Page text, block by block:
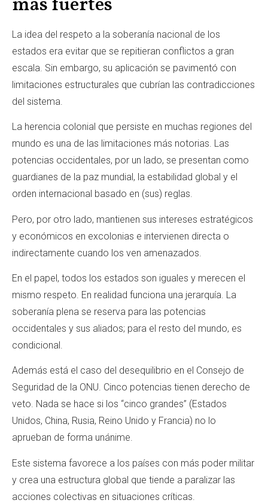
más fuertes
La idea del respeto a la soberanía nacional de los
estados era evitar que se repitieran conflictos a gran
escala. Sin embargo, su aplicación se pavimentó con
limitaciones estructurales que cubrían las contradicciones
del sistema.
La herencia colonial que persiste en muchas regiones del
mundo es una de las limitaciones más notorias. Las
potencias occidentales, por un lado, se presentan como
guardianes de la paz mundial, la estabilidad global y el
orden internacional basado en (sus) reglas.
Pero, por otro lado, mantienen sus intereses estratégicos
y económicos en excolonias e intervienen directa o
indirectamente cuando los ven amenazados.
En el papel, todos los estados son iguales y merecen el
mismo respeto. En realidad funciona una jerarquía. La
soberanía plena se reserva para las potencias
occidentales y sus aliados; para el resto del mundo, es
condicional.
Además está el caso del desequilibrio en el Consejo de
Seguridad de la ONU. Cinco potencias tienen derecho de
veto. Nada se hace si los “cinco grandes” (Estados
Unidos, China, Rusia, Reino Unido y Francia) no lo
aprueban de forma unánime.
Este sistema favorece a los países con más poder militar
y crea una estructura global que tiende a paralizar las
acciones colectivas en situaciones críticas.